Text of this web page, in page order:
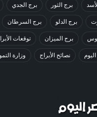
برج الثور برج الجدي
برج الدلو برج السرطان
برج الميزان توقعات
نصائح الأبراج وزارة